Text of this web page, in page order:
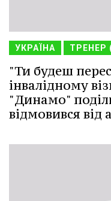
УКРАЇНА ТРЕНЕР
"Ти будеш
інвалідному
"Динамо"
відмовився від